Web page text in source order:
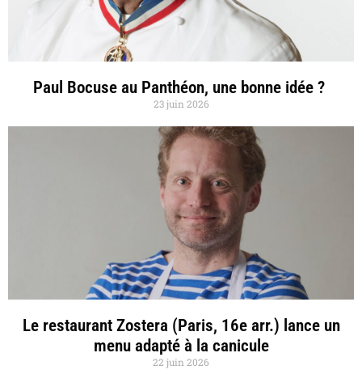
Paul Bocuse au Panthéon, une bonne idée ?
23 juin 2026
Le restaurant Zostera (Paris, 16e arr.) lance un
menu adapté à la canicule
22 juin 2026